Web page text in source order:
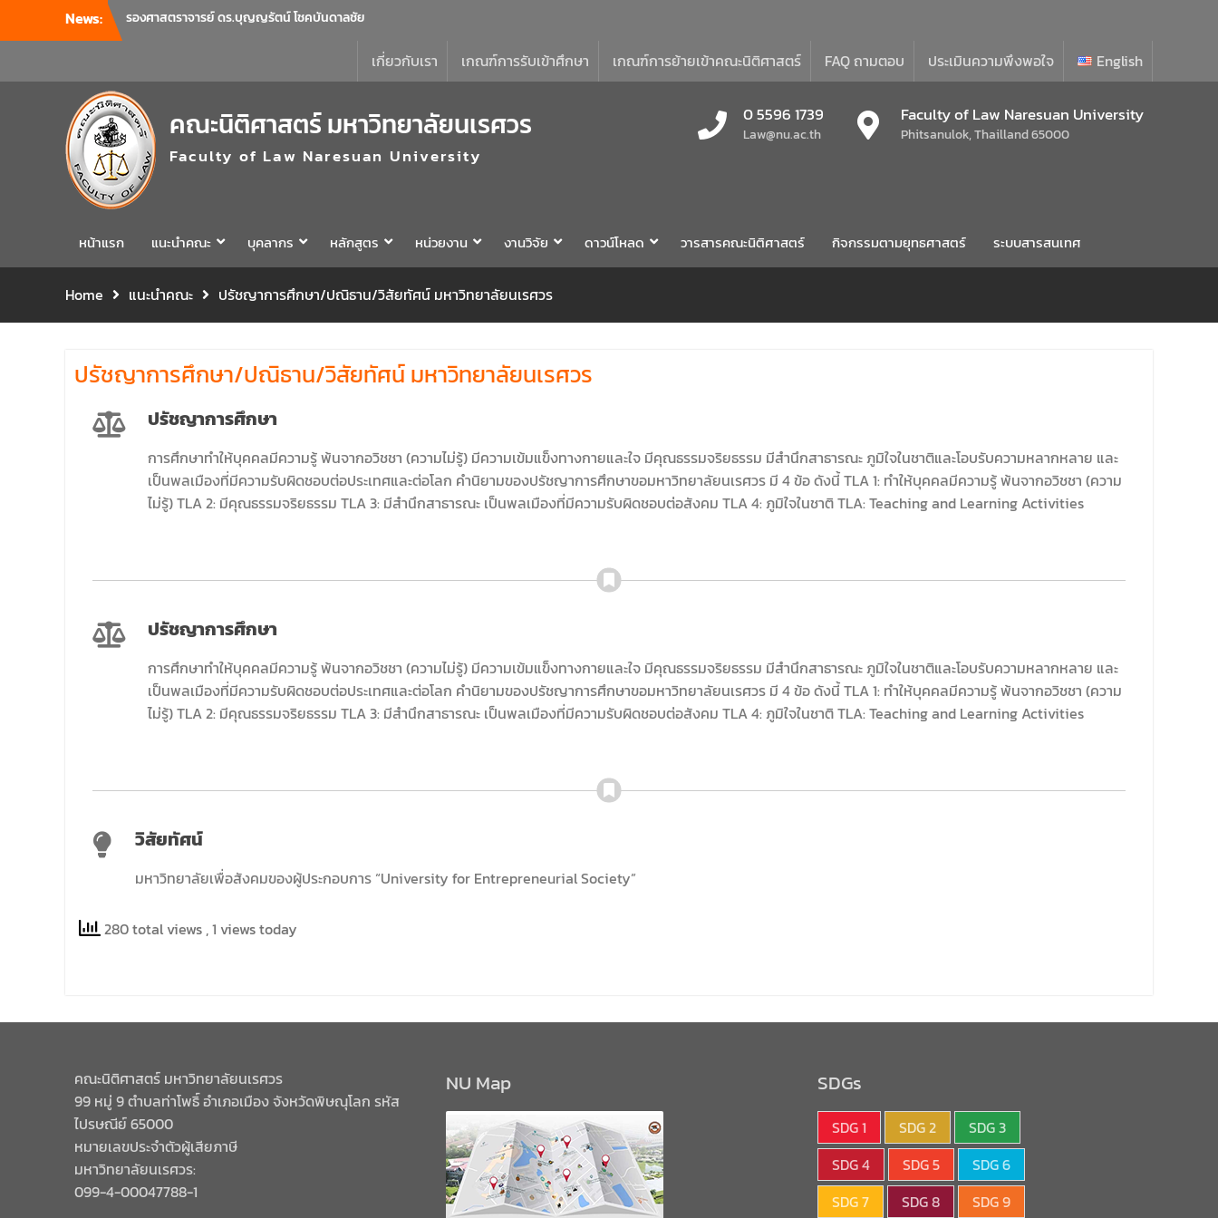
News:
รองศาสตราจารย์ ดร.บุญญรัตน์ โชคบันดาลชัย
คณบดีคณะนิติศาสตร์ เป็นประธานที่ประชุมผู้
ศึกษา 2569 พร้อมด้วยรองคณบดีทุกฝ่ายเข้า
ร่วมแจ้งนโยบายแนวทางการบริหารงานในแต่ละ
ด้านของคณะ รวมทั้งการเตรียมความพร้อมการ
จัดการเรียนการสอนรายวิชาวิจัยทางกฎหมาย
และรายวิชาตรรกศาสตร์และการเขียนในทาง
นิติศาสตร์ ณ ห้องประชุมชั้น 3 อาคารคณะ
นิติศาสตร์ มหาวิทยาลัยนเรศวร
โครงการเตรียมความพร้อมเพื่อรับมือภัยพิบัติ
และปฐมพยาบาลเบื้องต้น ประจำปี 2569 ณ ห้อง
2-311 อาคารปราบไตรจักร 2 มหาวิทยาลัย
ปลอดภัย ซึ่งครอบคลุมหน่วยงานภายในกลุ่ม
อาคารทั้ง 3 คณะ และ 1 กอง
คณะนิติศาสตร์ มหาวิทยาลัยนเรศวร จัด
โครงการปฐมนิเทศและพบผู้ปกครอง ประจำปี
การศึกษา 2569 โดยได้รับเกียรติจาก รอง
ศาสตราจารย์ ดร.บุญญรัตน์ โชคบันดาลชัย
คณบดีคณะนิติศาสตร์ ให้เกียรติเป็นประธานใน
พิธีเปิด พร้อมกล่าวต้อนรับและให้โอวาทแก่นิสิต
เกี่ยวกับเรา เกณฑ์การรับเข้าศึกษา เกณฑ์การย้ายเข้าคณะนิติศาสตร์ FAQ ถามตอบ ประเมินความพึงพอใจ English
คณะนิติศาสตร์ มหาวิทยาลัยนเรศวร
Faculty of Law Naresuan University
0 5596 1739
Law@nu.ac.th
Faculty of Law Naresuan University
Phitsanulok, Thailland 65000
หน้าแรก แนะนำคณะ บุคลากร หลักสูตร หน่วยงาน งานวิจัย ดาวน์โหลด วารสารคณะนิติศาสตร์ กิจกรรมตามยุทธศาสตร์ ระบบสารสนเทศ
Home แนะนำคณะ ปรัชญาการศึกษา/ปณิธาน/วิสัยทัศน์ มหาวิทยาลัยนเรศวร
ปรัชญาการศึกษา/ปณิธาน/วิสัยทัศน์ มหาวิทยาลัยนเรศวร
ปรัชญาการศึกษา
การศึกษาทำให้บุคคลมีความรู้ พ้นจากอวิชชา (ความไม่รู้) มีความเข้มแข็งทางกายและใจ มีคุณธรรมจริยธรรม มีสำนึกสาธารณะ ภูมิใจในชาติและโอบรับความหลากหลาย และ
เป็นพลเมืองที่มีความรับผิดชอบต่อประเทศและต่อโลก คำนิยามของปรัชญาการศึกษาขอมหาวิทยาลัยนเรศวร มี 4 ข้อ ดังนี้ TLA 1: ทำให้บุคคลมีความรู้ พ้นจากอวิชชา (ความ
ไม่รู้) TLA 2: มีคุณธรรมจริยธรรม TLA 3: มีสำนึกสาธารณะ เป็นพลเมืองที่มีความรับผิดชอบต่อสังคม TLA 4: ภูมิใจในชาติ TLA: Teaching and Learning Activities
ปรัชญาการศึกษา
การศึกษาทำให้บุคคลมีความรู้ พ้นจากอวิชชา (ความไม่รู้) มีความเข้มแข็งทางกายและใจ มีคุณธรรมจริยธรรม มีสำนึกสาธารณะ ภูมิใจในชาติและโอบรับความหลากหลาย และ
เป็นพลเมืองที่มีความรับผิดชอบต่อประเทศและต่อโลก คำนิยามของปรัชญาการศึกษาขอมหาวิทยาลัยนเรศวร มี 4 ข้อ ดังนี้ TLA 1: ทำให้บุคคลมีความรู้ พ้นจากอวิชชา (ความ
ไม่รู้) TLA 2: มีคุณธรรมจริยธรรม TLA 3: มีสำนึกสาธารณะ เป็นพลเมืองที่มีความรับผิดชอบต่อสังคม TLA 4: ภูมิใจในชาติ TLA: Teaching and Learning Activities
วิสัยทัศน์
มหาวิทยาลัยเพื่อสังคมของผู้ประกอบการ “University for Entrepreneurial Society”
280 total views , 1 views today
คณะนิติศาสตร์ มหาวิทยาลัยนเรศวร
99 หมู่ 9 ตำบลท่าโพธิ์ อำเภอเมือง จังหวัดพิษณุโลก รหัส
ไปรษณีย์ 65000
หมายเลขประจำตัวผู้เสียภาษี
มหาวิทยาลัยนเรศวร:
099-4-00047788-1
NU Map SDGs
SDG 1 SDG 2
SDG 3
SDG 4
SDG 5
SDG 6
SDG 7
SDG 8 SDG 9